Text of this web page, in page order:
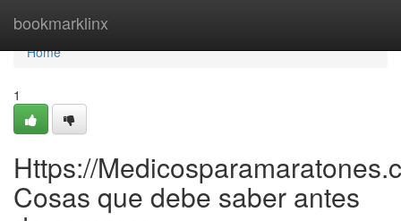
bookmarklinx
Home
Home
1
Https://
Cosas que debe saber antes